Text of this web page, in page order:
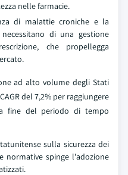
nelle farmacie.
di malattie croniche e la
di una gestione
che propellegga
ad alto volume degli Stati
del 7,2% per raggiungere
fine del periodo di tempo
sulla sicurezza dei
normative spinge l'adozione